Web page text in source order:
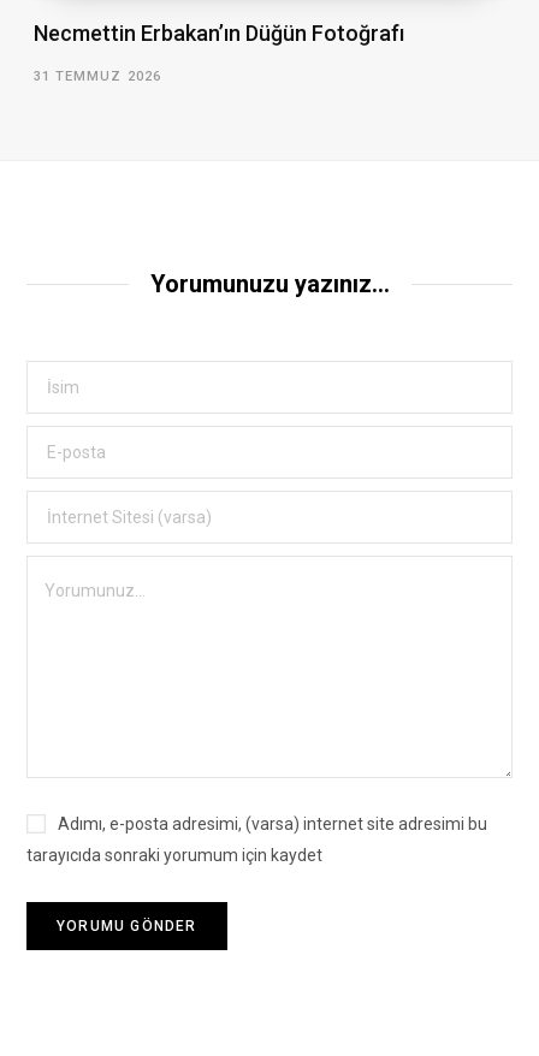
Necmettin Erbakan’ın Düğün Fotoğrafı
31 TEMMUZ 2026
Yorumunuzu yazınız...
Adımı, e-posta adresimi, (varsa) internet site adresimi bu
tarayıcıda sonraki yorumum için kaydet